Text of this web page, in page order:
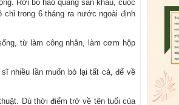
Rời bỏ hào quang sân khấu, cuộc
trong 6 tháng ra nước ngoài định
từ làm công nhân, làm cơm hộp
nhiều lần muốn bỏ lại tất cả, để về
Dù thời điểm trở về tên tuổi của